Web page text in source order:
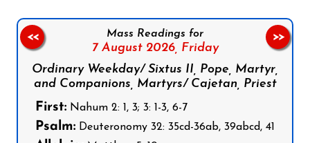
Mass Readings for
7 August 2026, Friday
Ordinary Weekday/ Sixtus II, Pope, Martyr,
and Companions, Martyrs/ Cajetan, Priest
First: Nahum 2: 1, 3; 3: 1-3, 6-7
Psalm: Deuteronomy 32: 35cd-36ab, 39abcd, 41
<< >>